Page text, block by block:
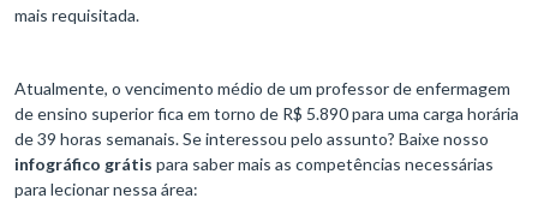
mais requisitada.
Atualmente, o vencimento médio de um professor de enfermagem
de ensino superior fica em torno de R$ 5.890 para uma carga horária
de 39 horas semanais. Se interessou pelo assunto? Baixe nosso
infográfico grátis para saber mais as competências necessárias
para lecionar nessa área: